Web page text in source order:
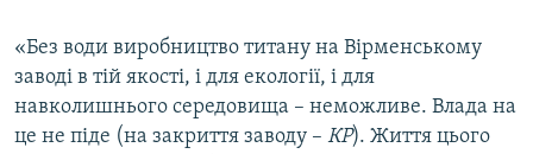
«Без води виробництво титану на Вірменському
заводі в тій якості, і для екології, і для
навколишнього середовища – неможливе. Влада на
це не піде (на закриття заводу – КР). Життя цього